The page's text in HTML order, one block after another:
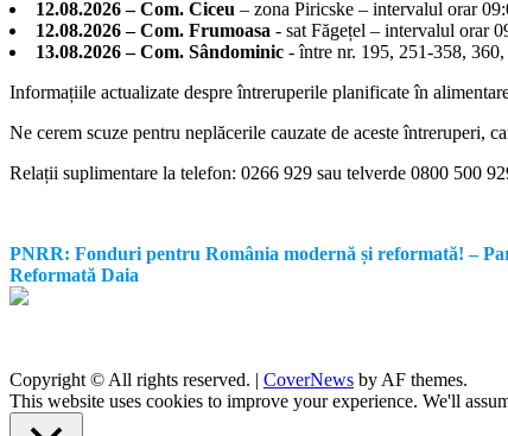
12.08.2026 – Com. Ciceu – zona Piricske – intervalul orar
12.08.2026 – Com. Frumoasa - sat Făgețel – intervalul orar
13.08.2026 – Com. Sândominic - între nr. 195, 251-358,
Informațiile actualizate despre întreruperile planificate în
Ne cerem scuze pentru neplăcerile cauzate de aceste întreruperi,
Relații suplimentare la telefon: 0266 929 sau telverde 0800 500
PNRR: Fonduri pentru România modernă și reformată! –
Reformată Daia
Copyright © All rights reserved. | CoverNews by AF themes.
This website uses cookies to improve your experience. We'll